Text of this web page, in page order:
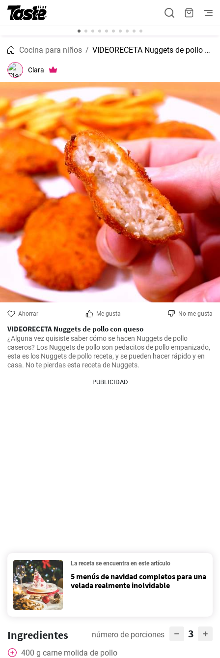
Cocina para niños VIDEORECETA Nuggets de pollo con queso
Clara
Ahorrar Me gusta No me gusta
VIDEORECETA Nuggets de pollo con queso
¿Alguna vez quisiste saber cómo se hacen Nuggets de pollo
caseros? Los Nuggets de pollo son pedacitos de pollo empanizado,
esta es los Nuggets de pollo receta, y se pueden hacer rápido y en
casa. No te pierdas esta receta de Nuggets.
PUBLICIDAD
La receta se encuentra en este artículo
5 menús de navidad completos para una
velada realmente inolvidable
Ingredientes número de porciones 3
400 g carne molida de pollo